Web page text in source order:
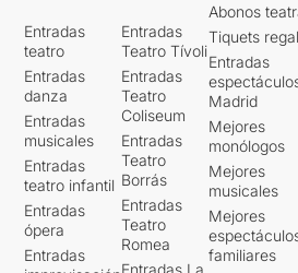
Entradas
teatro
Entradas
danza
Entradas
musicales
Entradas
teatro infantil
Entradas
ópera
Entradas
Entradas
Teatro Tívoli
Entradas
Teatro
Coliseum
Entradas
Teatro
Borrás
Entradas
Teatro
Romea
Entradas La
Abonos
Tiquets
Entradas
Madrid
Mejores
monólogos
Mejores
musicales
Mejores
familiares